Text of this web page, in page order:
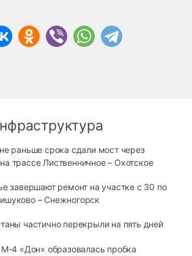
раньше срока сдали мост через
трассе Лиственничное – Охотское
завершают ремонт на участке с 30 по
– Снежногорск
частично перекрыли на пять дней
4 «Дон» образовалась пробка